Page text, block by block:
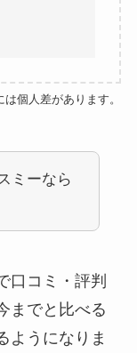
個人差があります。
ミーなら
口コミ・評判
までと比べる
ようになりま